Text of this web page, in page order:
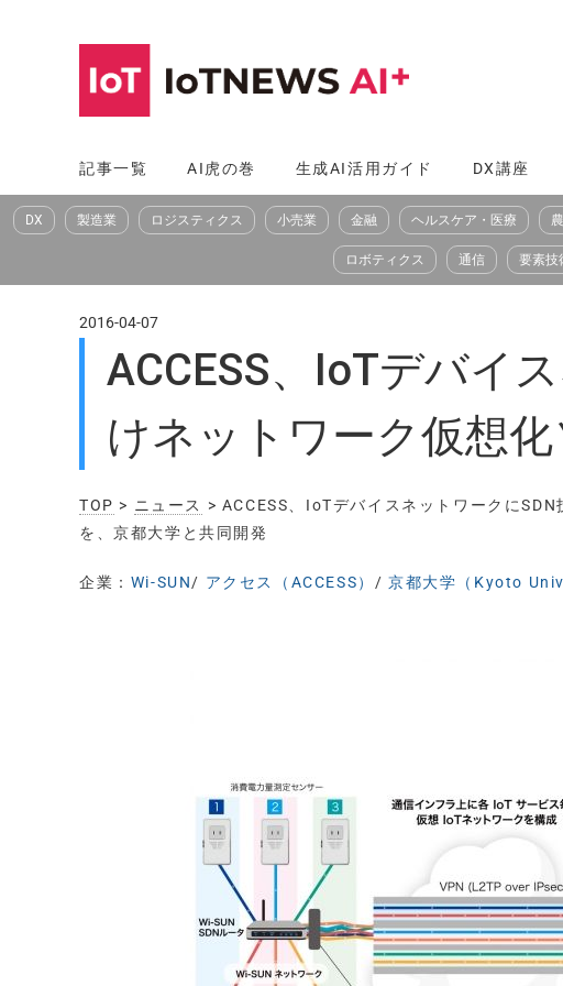
へ
ス
記事一覧 AI虎の巻 生成AI活用ガイド DX講座
DX 製造業 ロジスティクス 小売業 金融 ヘルスケア・医療
ロボティクス 通信 要素技
2016-04-07
ACCESS、IoTデバイ
けネットワーク仮想
TOP > ニュース
> ACCESS、IoTデバイスネットワークに
を、京都大学と共同開発
企業： Wi-SUN/ アクセス（ACCESS） /京都大学（Kyoto